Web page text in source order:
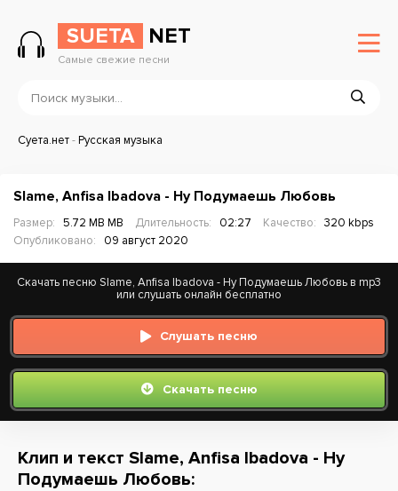
SUETA NET
Самые свежие песни
Суета.нет-Русская музыка
Slame, Anfisa Ibadova - Ну Подумаешь Любовь
Размер: 5.72 MB MB Длительность: 02:27 Качество:
320 kbps
Опубликовано:
09 август 2020
Скачать песню Slame, Anfisa Ibadova - Ну Подумаешь Любовь в mp3
или слушать онлайн бесплатно
Слушать песню
Скачать песню
Клип и текст Slame, Anfisa Ibadova - Ну
Подумаешь Любовь: